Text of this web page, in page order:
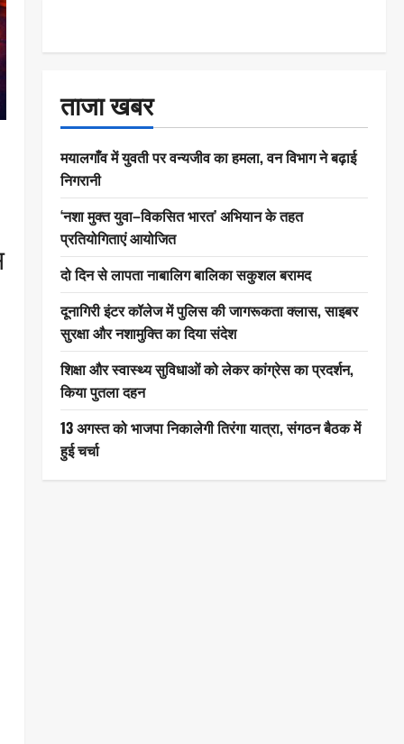
ताजा खबर
मयालगाँव में युवती पर वन्यजीव का हमला, वन विभाग ने बढ़ाई
निगरानी
‘नशा मुक्त युवा–विकसित भारत’ अभियान के तहत
प्रतियोगिताएं आयोजित
दो दिन से लापता नाबालिग बालिका सकुशल बरामद
दूनागिरी इंटर कॉलेज में पुलिस की जागरूकता क्लास, साइबर
सुरक्षा और नशामुक्ति का दिया संदेश
शिक्षा और स्वास्थ्य सुविधाओं को लेकर कांग्रेस का प्रदर्शन,
किया पुतला दहन
13 अगस्त को भाजपा निकालेगी तिरंगा यात्रा, संगठन बैठक में
हुई चर्चा